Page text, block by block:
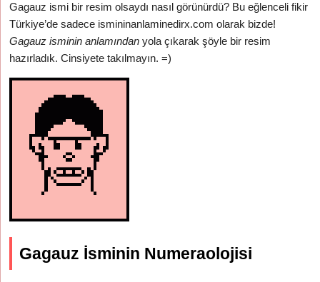
Gagauz ismi bir resim olsaydı nasıl görünürdü? Bu eğlenceli fikir
Türkiye’de sadece ismininanlaminedirx.com olarak bizde!
Gagauz isminin anlamından yola çıkarak şöyle bir resim
hazırladık. Cinsiyete takılmayın. =)
Gagauz İsminin Numeraolojisi